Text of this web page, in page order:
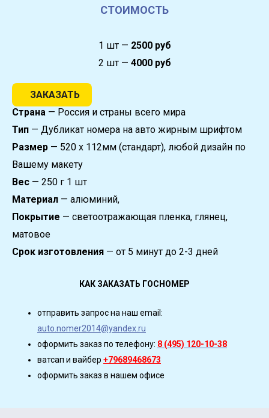
СТОИМОСТЬ
1 шт — 2500 руб
2 шт — 4000 руб
ЗАКАЗАТЬ
Страна — Россия и страны всего мира
Тип — Дубликат номера на авто жирным шрифтом
Размер — 520 х 112мм (стандарт), любой дизайн по
Вашему макету
Вес — 250 г 1 шт
Материал — алюминий,
Покрытие — светоотражающая пленка, глянец,
матовое
Срок изготовления — от 5 минут до 2-3 дней
КАК ЗАКАЗАТЬ ГОСНОМЕР
отправить запрос на наш email:
auto.nomer2014@yandex.ru
оформить заказ по телефону: 8 (495) 120-10-38
ватсап и вайбер +79689468673
оформить заказ в нашем офисе